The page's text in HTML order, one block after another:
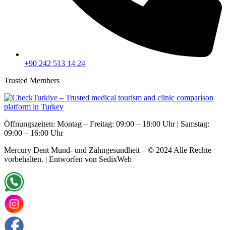
+90 242 513 14 24
Trusted Members
Öffnungszeiten: Montag – Freitag: 09:00 – 18:00 Uhr | Samstag:
09:00 – 16:00 Uhr
Mercury Dent Mund- und Zahngesundheit – © 2024 Alle Rechte
vorbehalten. | Entworfen von SedixWeb